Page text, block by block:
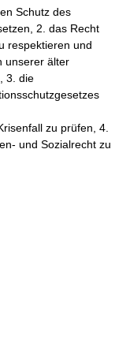
Schutz des
2. das Recht
respektieren und
unserer älter
3. die
zu prüfen, 4.
und Sozialrecht zu